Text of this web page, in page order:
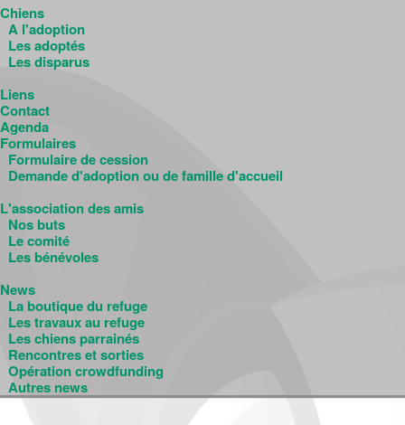
Chiens
A l'adoption
Les adoptés
Les disparus
Liens
Contact
Agenda
Formulaires
Formulaire de cession
Demande d'adoption ou de famille d'accueil
L'association des amis
Nos buts
Le comité
Les bénévoles
News
La boutique du refuge
Les travaux au refuge
Les chiens parrainés
Rencontres et sorties
Opération crowdfunding
Autres news